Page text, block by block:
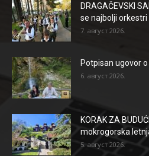
DRAGAČEVSKI
se najbolji orkestri
7. август 2026.
Potpisan ugovor
6. август 2026.
KORAK ZA
mokrogorska
5. август 2026.